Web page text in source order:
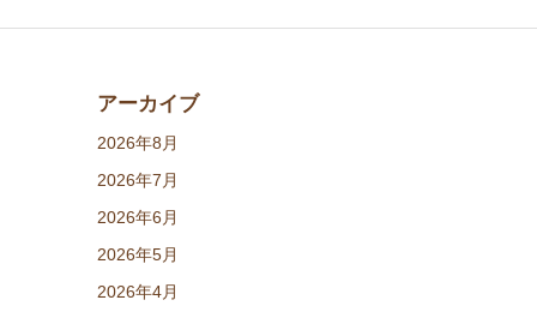
アーカイブ
2026年8月
2026年7月
2026年6月
2026年5月
2026年4月